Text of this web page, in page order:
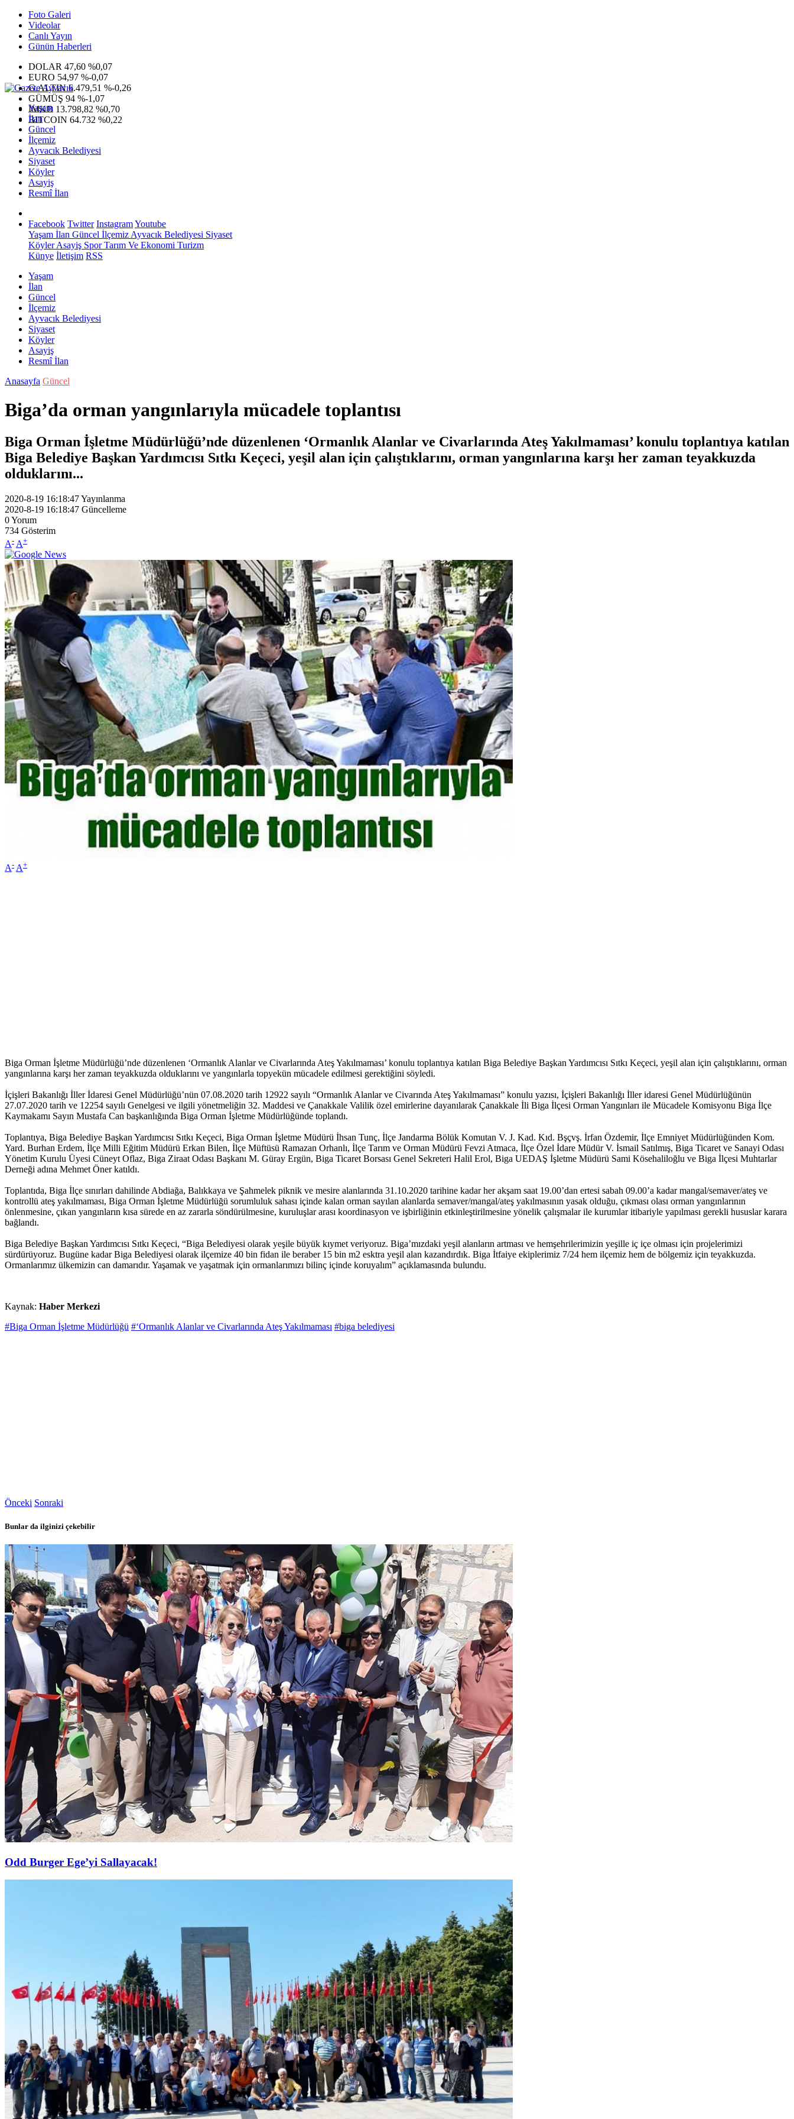
Foto Galeri
Videolar
Canlı Yayın
Günün Haberleri
DOLAR 47,60 %0,07
EURO 54,97 %-0,07
G.ALTIN6.479,51 %-0,26
GÜMÜŞ 94 %-1,07
IMKB 13.798,82 %0,70
BITCOIN 64.732 %0,22
Yaşam
İlan
Güncel
İlçemiz
Ayvacık Belediyesi
Siyaset
Köyler
Asayiş
Resmî İlan
Facebook Twitter InstagramYoutube
Yaşam İlan Güncel İlçemiz Ayvacık Belediyesi Siyaset
KöylerAsayiş SporTarım Ve Ekonomi Turizm
Künye İletişim RSS
Yaşam
İlan
Güncel
İlçemiz
Ayvacık Belediyesi
Siyaset
Köyler
Asayiş
Resmî İlan
Anasayfa Güncel
Biga’da orman yangınlarıyla mücadele toplantısı
Biga Orman İşletme Müdürlüğü’nde düzenlenen ‘Ormanlık Alanlar ve Civarlarında Ateş Yakılmaması’ konulu toplantıya katılan
Biga Belediye Başkan Yardımcısı Sıtkı Keçeci, yeşil alan için çalıştıklarını, orman yangınlarına karşı her zaman teyakkuzda
olduklarını...
2020-8-19 16:18:47Yayınlanma
2020-8-19 16:18:47 Güncelleme
0Yorum
734 Gösterim
A- A+
A- A+
Biga Orman İşletme Müdürlüğü’nde düzenlenen ‘Ormanlık Alanlar ve Civarlarında Ateş Yakılmaması’ konulu toplantıya katılan Biga Belediye Başkan Yardımcısı Sıtkı Keçeci, yeşil alan için çalıştıklarını, orman
yangınlarına karşı her zaman teyakkuzda olduklarını ve yangınlarla topyekün mücadele edilmesi gerektiğini söyledi.
İçişleri Bakanlığı İller İdaresi Genel Müdürlüğü’nün 07.08.2020 tarih 12922 sayılı “Ormanlık Alanlar ve Civarında Ateş Yakılmaması” konulu yazısı, İçişleri Bakanlığı İller idaresi Genel Müdürlüğünün
27.07.2020 tarih ve 12254 sayılı Genelgesi ve ilgili yönetmeliğin 32. Maddesi ve Çanakkale Valilik özel emirlerine dayanılarak Çanakkale İli Biga İlçesi Orman Yangınları ile Mücadele Komisyonu Biga İlçe
Kaymakamı Sayın Mustafa Can başkanlığında Biga Orman İşletme Müdürlüğünde toplandı.
Toplantıya, Biga Belediye Başkan Yardımcısı Sıtkı Keçeci, Biga Orman İşletme Müdürü İhsan Tunç, İlçe Jandarma Bölük Komutan V. J. Kad. Kıd. Bşçvş. İrfan Özdemir, İlçe Emniyet Müdürlüğünden Kom.
Yard. Burhan Erdem, İlçe Milli Eğitim Müdürü Erkan Bilen, İlçe Müftüsü Ramazan Orhanlı, İlçe Tarım ve Orman Müdürü Fevzi Atmaca, İlçe Özel İdare Müdür V. İsmail Satılmış, Biga Ticaret ve Sanayi Odası
Yönetim Kurulu Üyesi Cüneyt Oflaz, Biga Ziraat Odası Başkanı M. Güray Ergün, Biga Ticaret Borsası Genel Sekreteri Halil Erol, Biga UEDAŞ İşletme Müdürü Sami Kösehaliloğlu ve Biga İlçesi Muhtarlar
Derneği adına Mehmet Öner katıldı.
Toplantıda, Biga İlçe sınırları dahilinde Abdiağa, Balıkkaya ve Şahmelek piknik ve mesire alanlarında 31.10.2020 tarihine kadar her akşam saat 19.00’dan ertesi sabah 09.00’a kadar mangal/semaver/ateş ve
kontrollü ateş yakılmaması, Biga Orman İşletme Müdürlüğü sorumluluk sahası içinde kalan orman sayılan alanlarda semaver/mangal/ateş yakılmasının yasak olduğu, çıkması olası orman yangınlarının
önlenmesine, çıkan yangınların kısa sürede en az zararla söndürülmesine, kuruluşlar arası koordinasyon ve işbirliğinin etkinleştirilmesine yönelik çalışmalar ile kurumlar itibariyle yapılması gerekli hususlar karara
bağlandı.
Biga Belediye Başkan Yardımcısı Sıtkı Keçeci, “Biga Belediyesi olarak yeşile büyük kıymet veriyoruz. Biga’mızdaki yeşil alanların artması ve hemşehrilerimizin yeşille iç içe olması için projelerimizi
sürdürüyoruz. Bugüne kadar Biga Belediyesi olarak ilçemize 40 bin fidan ile beraber 15 bin m2 esktra yeşil alan kazandırdık. Biga İtfaiye ekiplerimiz 7/24 hem ilçemiz hem de bölgemiz için teyakkuzda.
Ormanlarımız ülkemizin can damarıdır. Yaşamak ve yaşatmak için ormanlarımızı bilinç içinde koruyalım” açıklamasında bulundu.
Kaynak: Haber Merkezi
#Biga Orman İşletme Müdürlüğü #‘Ormanlık Alanlar ve Civarlarında Ateş Yakılmaması #biga belediyesi
Önceki Sonraki
Bunlar da ilginizi çekebilir
Odd Burger Ege’yi Sallayacak!